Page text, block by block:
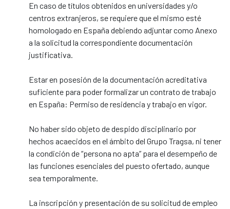
En caso de títulos obtenidos en universidades y/o
centros extranjeros, se requiere que el mismo esté
homologado en España debiendo adjuntar como Anexo
a la solicitud la correspondiente documentación
justificativa.
Estar en posesión de la documentación acreditativa
suficiente para poder formalizar un contrato de trabajo
en España: Permiso de residencia y trabajo en vigor.
No haber sido objeto de despido disciplinario por
hechos acaecidos en el ámbito del Grupo Tragsa, ni tener
la condición de “persona no apta” para el desempeño de
las funciones esenciales del puesto ofertado, aunque
sea temporalmente.
La inscripción y presentación de su solicitud de empleo